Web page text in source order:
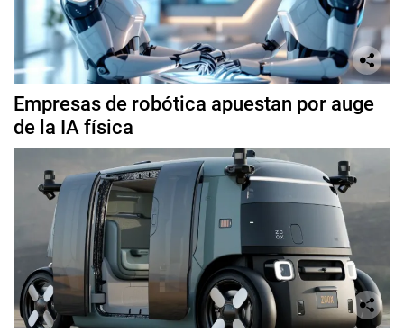
Empresas de robótica apuestan por auge
de la IA física